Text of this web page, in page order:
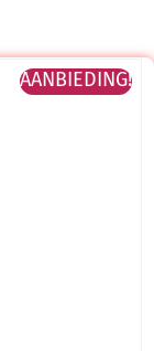
AANBIEDING!